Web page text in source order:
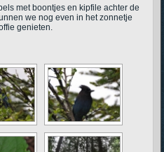
met boontjes en kipfile achter de
we nog even in het zonnetje
genieten.